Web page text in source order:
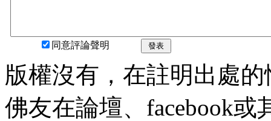
同意評論聲明 發表
版權沒有，在註明出處
佛友在論壇、facebook